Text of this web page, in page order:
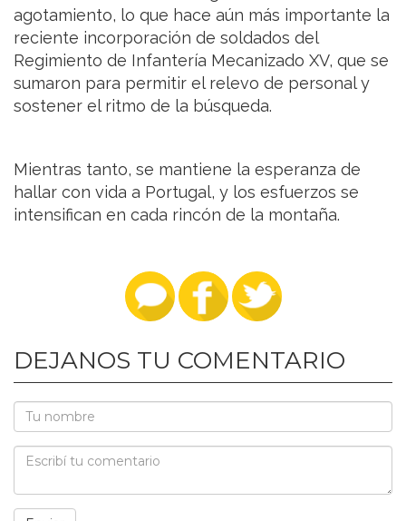
agotamiento, lo que hace aún más importante la
reciente incorporación de soldados del
Regimiento de Infantería Mecanizado XV, que se
sumaron para permitir el relevo de personal y
sostener el ritmo de la búsqueda.
Mientras tanto, se mantiene la esperanza de
hallar con vida a Portugal, y los esfuerzos se
intensifican en cada rincón de la montaña.
DEJANOS TU COMENTARIO